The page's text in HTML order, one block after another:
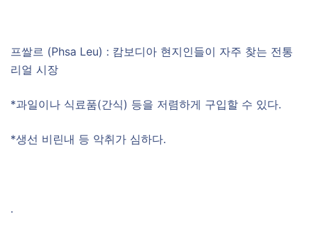
프쌀르 (Phsa Leu) : 캄보디아 현지인들이 자주 찾는 전통
리얼 시장
*과일이나 식료품(간식) 등을 저렴하게 구입할 수 있다.
*생선 비린내 등 악취가 심하다.
.